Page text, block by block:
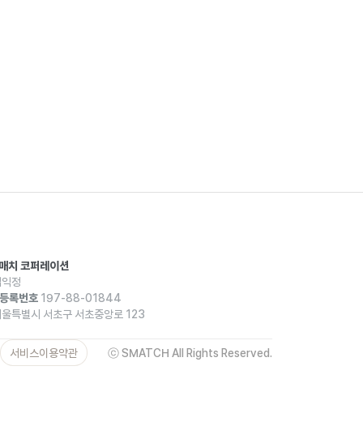
치 코퍼레이션
정
록번호197-88-01844
특별시 서초구 서초중앙로 123
서비스이용약관 ⓒ SMATCH All Rights Reserved.